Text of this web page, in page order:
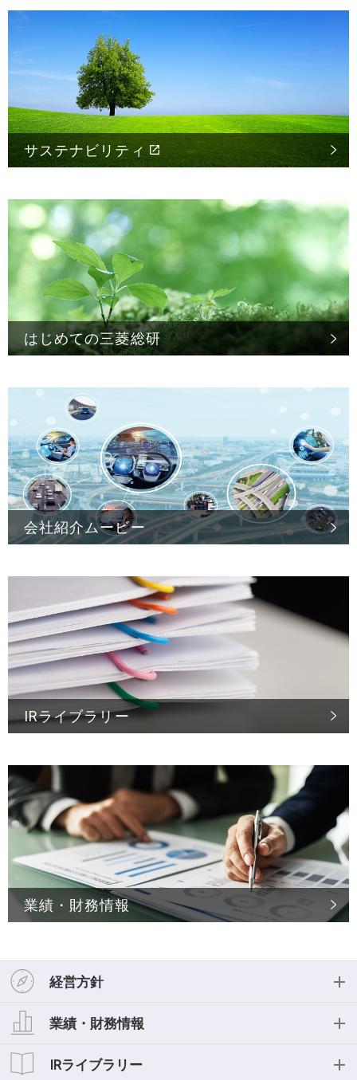
経営方針
経営方針
投資家の皆様へ
業績・財務情報
業績・財務情報
IRライブラリー
サステナビリティ
はじめての三菱総研
会社紹介ムービー
IRライブラリー
業績・財務情報